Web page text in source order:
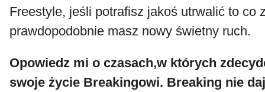
Freestyle, jeśli potrafisz jakoś utrwalić to co
prawdopodobnie masz nowy świetny ruch.
Opowiedz mi o czasach,w których
swoje życie Breakingowi. Breaking nie